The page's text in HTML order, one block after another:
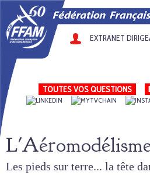
EXTRANET
TOUTES VOS QUESTIONS
Les pieds sur terre... la tête